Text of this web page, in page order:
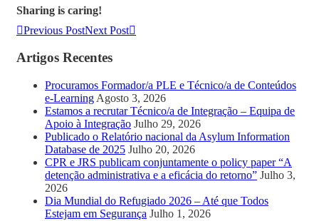
Sharing is caring!
Previous PostNext Post
Artigos Recentes
Procuramos Formador/a PLE e Técnico/a de Conteúdos
e-Learning Agosto 3, 2026
Estamos a recrutar Técnico/a de Integração – Equipa de
Apoio à Integração Julho 29, 2026
Publicado o Relatório nacional da Asylum Information
Database de 2025 Julho 20, 2026
CPR e JRS publicam conjuntamente o policy paper “A
detenção administrativa e a eficácia do retorno” Julho 3,
2026
Dia Mundial do Refugiado 2026 – Até que Todos
Estejam em Segurança Julho 1, 2026